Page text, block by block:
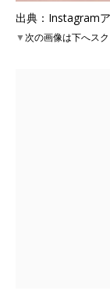
出典：Instagram
▼次の画像は下へス